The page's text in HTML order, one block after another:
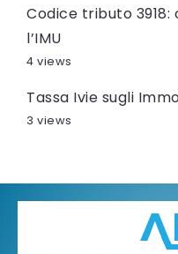
Codice tributo 3918:
l’IMU
4 views
Tassa Ivie sugli
3 views